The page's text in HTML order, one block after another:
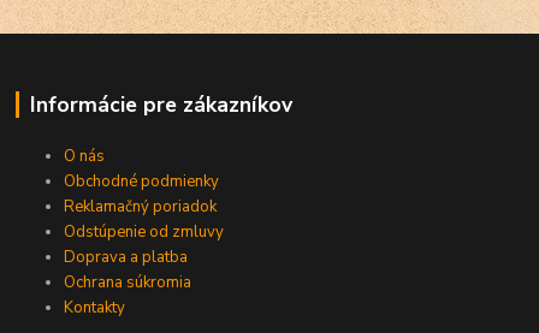
Informácie pre zákazníkov
O nás
Obchodné podmienky
Reklamačný poriadok
Odstúpenie od zmluvy
Doprava a platba
Ochrana súkromia
Kontakty